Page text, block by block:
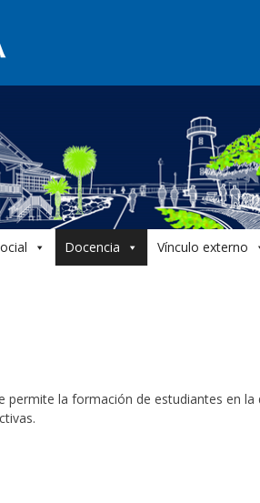
Docencia Vínculo externo
la formación de estudiantes en